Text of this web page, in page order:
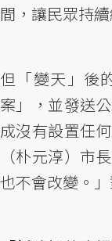
間，讓民眾持
但「變天」後
案」，並發送
成沒有設置任
（朴元淳）市
也不會改變。